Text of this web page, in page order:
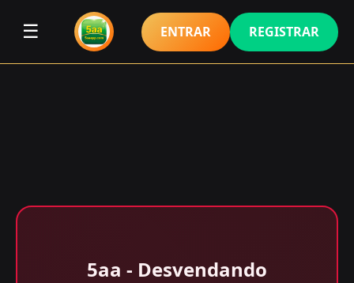
☰ ENTRAR REGISTRAR
5aa - Desvendando